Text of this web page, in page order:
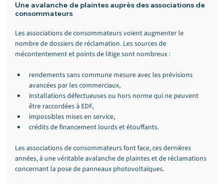
Une avalanche de plaintes auprès des associations de
consommateurs
Les associations de consommateurs voient augmenter le
nombre de dossiers de réclamation. Les sources de
mécontentement et points de litige sont nombreux :
rendements sans commune mesure avec les prévisions
avancées par les commerciaux,
installations défectueuses ou hors norme qui ne peuvent
être raccordées à EDF,
impossibles mises en service,
crédits de financement lourds et étouffants.
Les associations de consommateurs font face, ces dernières
années, à une véritable avalanche de plaintes et de réclamations
concernant la pose de panneaux photovoltaïques.